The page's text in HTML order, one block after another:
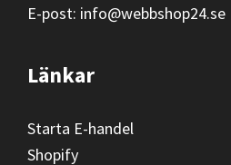
E-post: info@webbshop24.se
Länkar
Starta E-handel
Shopify